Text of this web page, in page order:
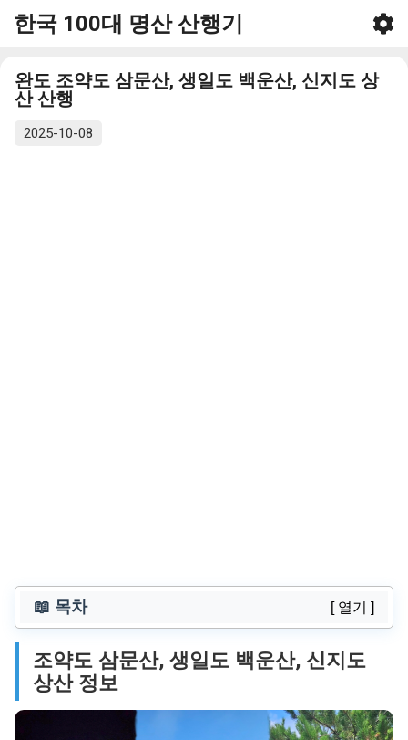
기본 콘텐츠로 건너뛰기
한국 100대 명산 산행기
완도 조약도 삼문산, 생일도 백운산, 신지도 상
산 산행
2025-10-08
📖 목차 [ 열기 ]
조약도 삼문산, 생일도 백운산, 신지도
상산 정보